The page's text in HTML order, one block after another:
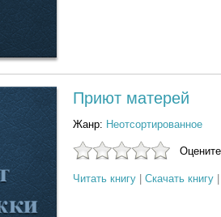
Приют матерей
Жанр: Неотсортированное
Читать книгу Скачать книгу